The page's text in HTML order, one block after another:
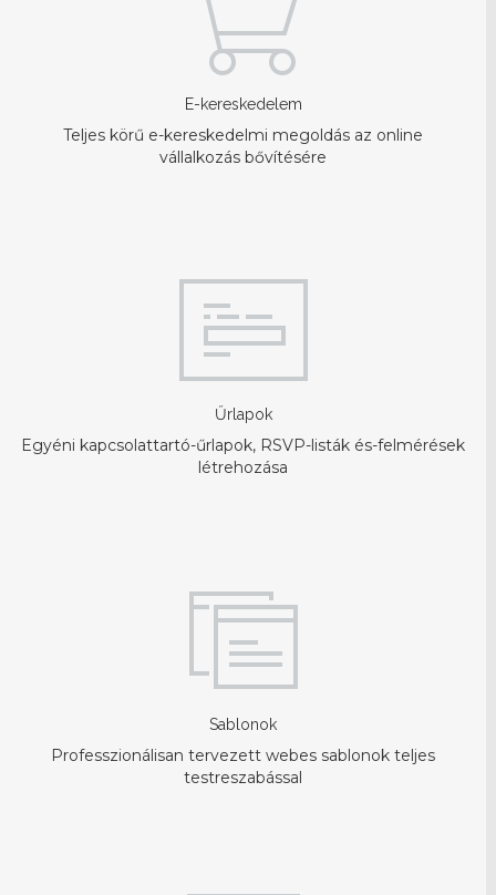
E-kereskedelem
Teljes körű e-kereskedelmi megoldás az online
vállalkozás bővítésére
Űrlapok
Egyéni kapcsolattartó-űrlapok, RSVP-listák és-felmérések
létrehozása
Sablonok
Professzionálisan tervezett webes sablonok teljes
testreszabással